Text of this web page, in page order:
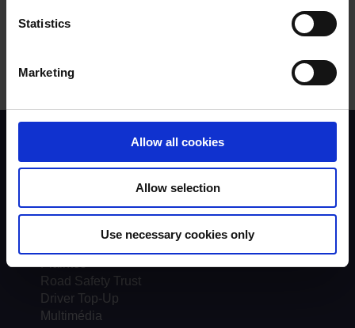
Statistics
Marketing
Allow all cookies
Allow selection
Use necessary cookies only
Contexte du programme
Instructeurs
Tendances et statistiques
Assurance qualité
Plaintes
Road Safety Trust
Driver Top-Up
Multimédia